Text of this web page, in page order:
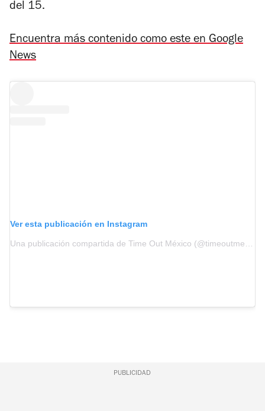
del 15.
Encuentra más contenido como este en Google
News
Ver esta publicación en Instagram
PUBLICIDAD